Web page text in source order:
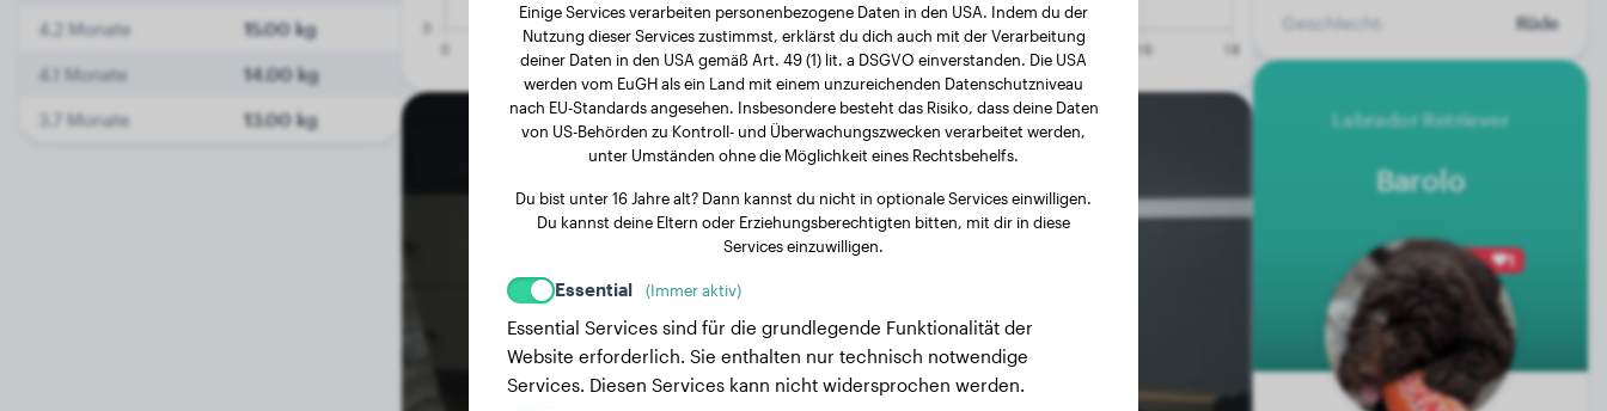
4.2 Monate 15.00 kg
4.1 Monate 14.00 kg
3.7 Monate 13.00 kg
Geschlecht:
Rüde
Labrador Retriever
Barolo
1
Einige Services verarbeiten personenbezogene Daten in den USA. Indem du der
Nutzung dieser Services zustimmst, erklärst du dich auch mit der Verarbeitung
deiner Daten in den USA gemäß Art. 49 (1) lit. a DSGVO einverstanden. Die USA
werden vom EuGH als ein Land mit einem unzureichenden Datenschutzniveau
nach EU-Standards angesehen. Insbesondere besteht das Risiko, dass deine Daten
von US-Behörden zu Kontroll- und Überwachungszwecken verarbeitet werden,
unter Umständen ohne die Möglichkeit eines Rechtsbehelfs.
Du bist unter 16 Jahre alt? Dann kannst du nicht in optionale Services einwilligen.
Du kannst deine Eltern oder Erziehungsberechtigten bitten, mit dir in diese
Services einzuwilligen.
Essential (Immer aktiv)
Essential Services sind für die grundlegende Funktionalität der
Website erforderlich. Sie enthalten nur technisch notwendige
Services. Diesen Services kann nicht widersprochen werden.